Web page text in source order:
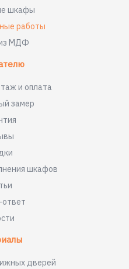
шкафы
работы
МДФ
и оплата
замер
шкафов
дверей